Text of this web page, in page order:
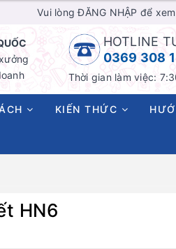
Vui lòng ĐĂNG NHẬP để
HOTLINE
0369 308
Thời gian làm việc:
KIẾN THỨC
HN6